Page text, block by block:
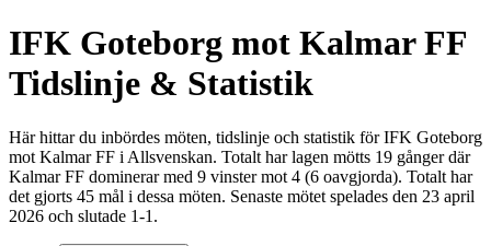
IFK Goteborg mot Kalmar FF
Tidslinje & Statistik
Här hittar du inbördes möten, tidslinje och statistik för IFK Goteborg
mot Kalmar FF i Allsvenskan. Totalt har lagen mötts 19 gånger där
Kalmar FF dominerar med 9 vinster mot 4 (6 oavgjorda). Totalt har
det gjorts 45 mål i dessa möten. Senaste mötet spelades den 23 april
2026 och slutade 1-1.